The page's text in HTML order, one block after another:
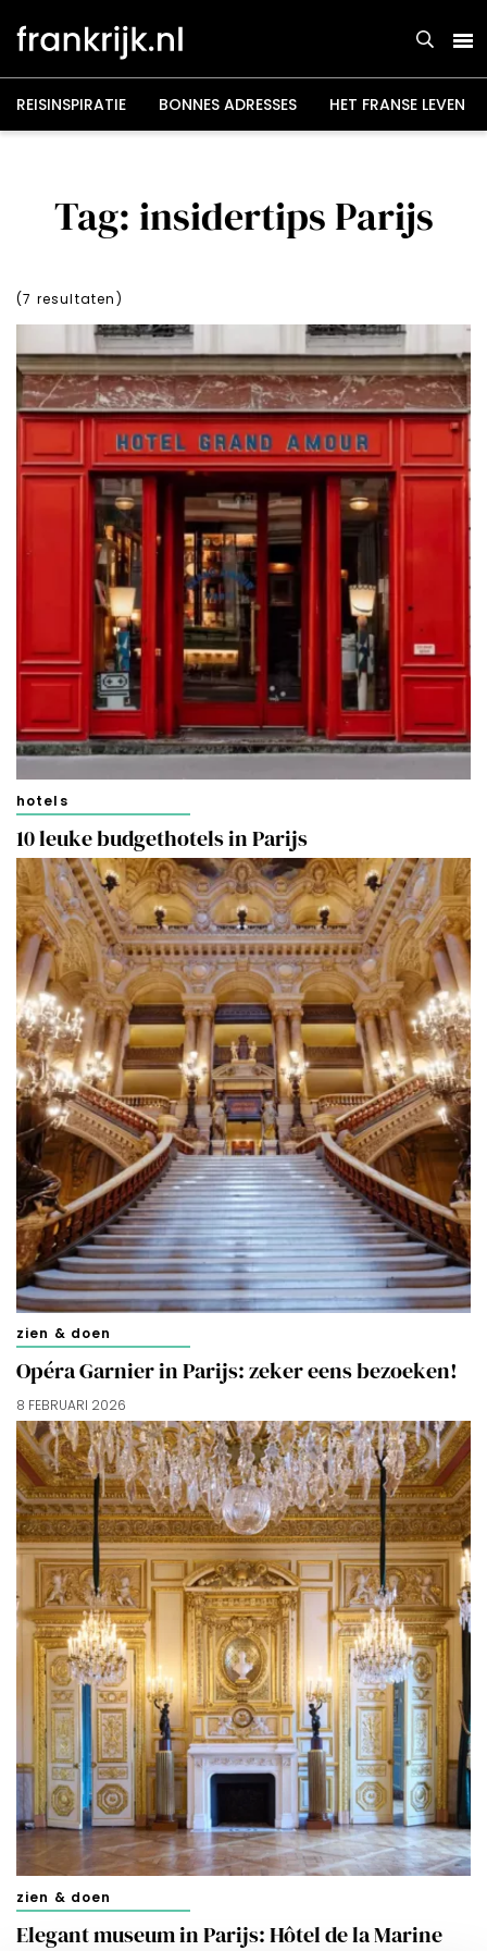
naar
inhoud
REISINSPIRATIE BONNES ADRESSES HET FRANSE LEVEN
Tag: insidertips Parijs
(7 resultaten)
hotels
10 leuke budgethotels in Parijs
zien & doen
Opéra Garnier in Parijs: zeker eens bezoeken!
8 FEBRUARI 2026
zien & doen
Elegant museum in Parijs: Hôtel de la Marine